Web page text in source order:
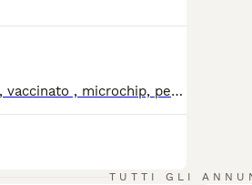
Bellissimo cucciolo maschio disponibile, vaccinato , microchip, pedigree Genitori testati per le patologie di razza esenti da displasia. Linea di sangue molto longeva per informazioni 335.1016842.
TUTTI GLI